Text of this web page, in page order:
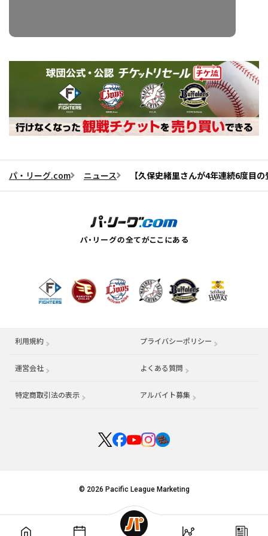
パ・リーグ.com ニュース 【久保史緒里さんが4年連続6度目
利用規約 プライバシーポリシー
運営会社 （別ウィンドウで開く） よくある質問
特定商取引法の表示 アルバイト募集 （別ウィンドウで開く
© 2026 Pacific League Marketing